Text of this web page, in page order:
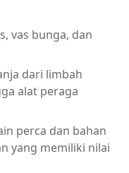
vas bunga, dan
dari limbah
alat peraga
perca dan bahan
yang memiliki nilai